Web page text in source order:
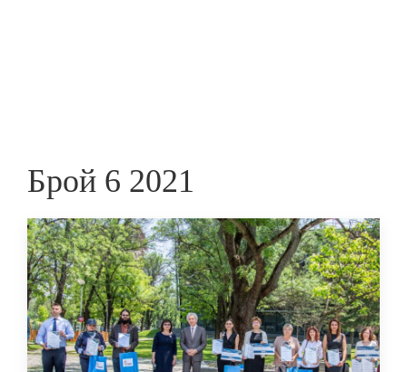
Брой 6 2021